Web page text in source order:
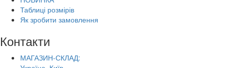
Таблиці розмірів
Як зробити замовлення
Контакти
МАГАЗИН-СКЛАД: